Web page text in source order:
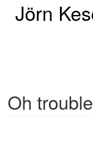
Jörn
Oh trouble